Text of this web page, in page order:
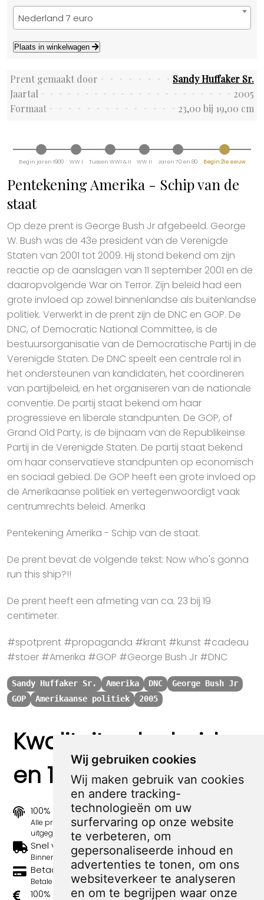
Wij gebruiken cookies
Wij maken gebruik van cookies
en andere tracking-
technologieën om uw
surfervaring op onze website
te verbeteren, om
gepersonaliseerde inhoud en
advertenties te tonen, om ons
websiteverkeer te analyseren
en om te begrijpen waar onze
Nederland 7 euro
Plaats in winkelwagen
Prent gemaakt door
Sandy Huffaker Sr.
Jaartal
2005
Formaat
23,00 bij 19,00 cm
Begin jaren 1900 WW I Tussen WWI & II WW II Jaren 70 en 80 Begin 21e eeuw
Pentekening Amerika - Schip van de
staat
Op deze prent is George Bush Jr afgebeeld. George
W. Bush was de 43e president van de Verenigde
Staten van 2001 tot 2009. Hij stond bekend om zijn
reactie op de aanslagen van 11 september 2001 en de
daaropvolgende War on Terror. Zijn beleid had een
grote invloed op zowel binnenlandse als buitenlandse
politiek. Verwerkt in de prent zijn de DNC en GOP. De
DNC, of Democratic National Committee, is de
bestuursorganisatie van de Democratische Partij in de
Verenigde Staten. De DNC speelt een centrale rol in
het ondersteunen van kandidaten, het coördineren
van partijbeleid, en het organiseren van de nationale
conventie. De partij staat bekend om haar
progressieve en liberale standpunten. De GOP, of
Grand Old Party, is de bijnaam van de Republikeinse
Partij in de Verenigde Staten. De partij staat bekend
om haar conservatieve standpunten op economisch
en sociaal gebied. De GOP heeft een grote invloed op
de Amerikaanse politiek en vertegenwoordigt vaak
centrumrechts beleid. Amerika
Pentekening Amerika - Schip van de staat.
De prent bevat de volgende tekst: Now who's gonna
run this ship?!!
De prent heeft een afmeting van ca. 23 bij 19
centimeter.
#spotprent #propaganda #krant #kunst #cadeau
#stoer #Amerika #GOP #George Bush Jr #DNC
Sandy Huffaker Sr. Amerika DNC
George Bush Jr
GOP
Amerikaanse politiek 2005
Kwaliteit, zekerheid
en 100% sociaal
100% origineel
Alle prints zijn 100% origineel in de jaren 1910-1920
uitgegeven.
Snel verzonden
Binnen 3 werkdagen wordt je print verstuurd.
Betaal veilig en eenvoudig
Betalen kan met iDeal, Credit Card en Paypal.
100% sociaal